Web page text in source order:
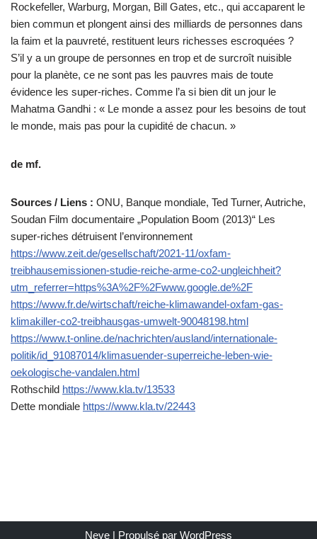
Rockefeller, Warburg, Morgan, Bill Gates, etc., qui accaparent le
bien commun et plongent ainsi des milliards de personnes dans
la faim et la pauvreté, restituent leurs richesses escroquées ?
S’il y a un groupe de personnes en trop et de surcroît nuisible
pour la planète, ce ne sont pas les pauvres mais de toute
évidence les super-riches. Comme l’a si bien dit un jour le
Mahatma Gandhi : « Le monde a assez pour les besoins de tout
le monde, mais pas pour la cupidité de chacun. »
de mf.
Sources / Liens : ONU, Banque mondiale, Ted Turner, Autriche,
Soudan Film documentaire „Population Boom (2013)“ Les
super-riches détruisent l’environnement
https://www.zeit.de/gesellschaft/2021-11/oxfam-
treibhausemissionen-studie-reiche-arme-co2-ungleichheit?
utm_referrer=https%3A%2F%2Fwww.google.de%2F
https://www.fr.de/wirtschaft/reiche-klimawandel-oxfam-gas-
klimakiller-co2-treibhausgas-umwelt-90048198.html
https://www.t-online.de/nachrichten/ausland/internationale-
politik/id_91087014/klimasuender-superreiche-leben-wie-
oekologische-vandalen.html
Rothschild https://www.kla.tv/13533
Dette mondiale https://www.kla.tv/22443
Neve | Propulsé par WordPress